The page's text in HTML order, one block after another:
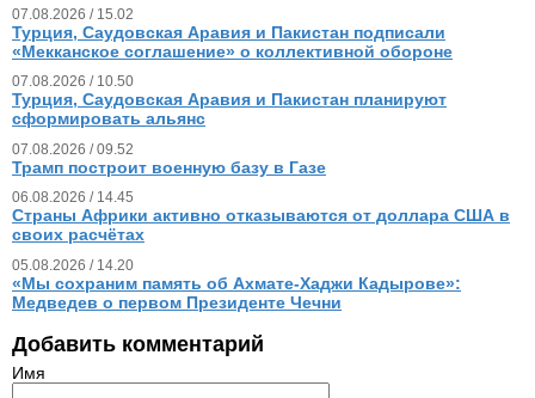
07.08.2026 / 15.02
Турция, Саудовская Аравия и Пакистан подписали
«Мекканское соглашение» о коллективной обороне
07.08.2026 / 10.50
Турция, Саудовская Аравия и Пакистан планируют
сформировать альянс
07.08.2026 / 09.52
Трамп построит военную базу в Газе
06.08.2026 / 14.45
Страны Африки активно отказываются от доллара США в
своих расчётах
05.08.2026 / 14.20
«Мы сохраним память об Ахмате-Хаджи Кадырове»:
Медведев о первом Президенте Чечни
Добавить комментарий
Имя